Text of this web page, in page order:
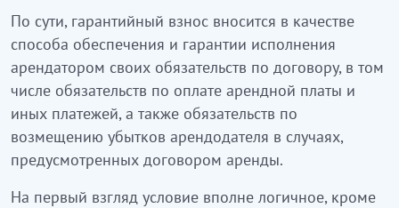
По сути, гарантийный взнос вносится в качестве
способа обеспечения и гарантии исполнения
арендатором своих обязательств по договору, в том
числе обязательств по оплате арендной платы и
иных платежей, а также обязательств по
возмещению убытков арендодателя в случаях,
предусмотренных договором аренды.
На первый взгляд условие вполне логичное, кроме